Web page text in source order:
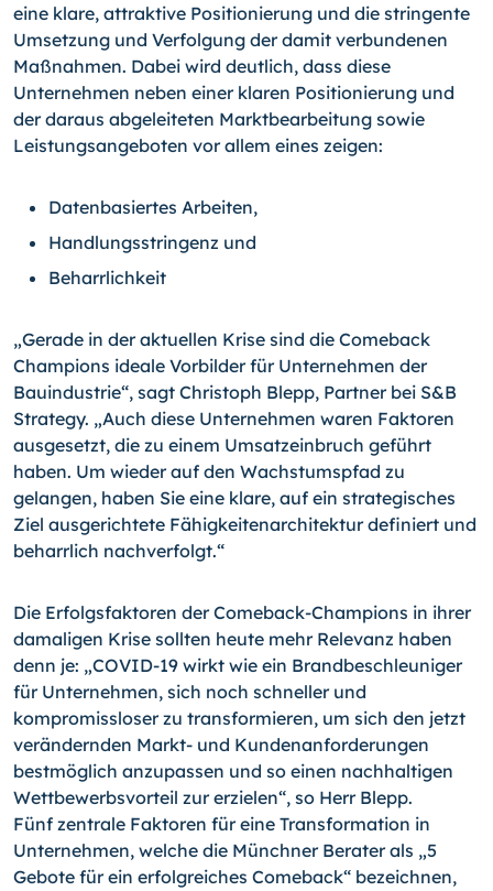
eine klare, attraktive Positionierung und die stringente
Umsetzung und Verfolgung der damit verbundenen
Maßnahmen. Dabei wird deutlich, dass diese
Unternehmen neben einer klaren Positionierung und
der daraus abgeleiteten Marktbearbeitung sowie
Leistungsangeboten vor allem eines zeigen:
Datenbasiertes Arbeiten,
Handlungsstringenz und
Beharrlichkeit
„Gerade in der aktuellen Krise sind die Comeback
Champions ideale Vorbilder für Unternehmen der
Bauindustrie“, sagt Christoph Blepp, Partner bei S&B
Strategy. „Auch diese Unternehmen waren Faktoren
ausgesetzt, die zu einem Umsatzeinbruch geführt
haben. Um wieder auf den Wachstumspfad zu
gelangen, haben Sie eine klare, auf ein strategisches
Ziel ausgerichtete Fähigkeitenarchitektur definiert und
beharrlich nachverfolgt.“
Die Erfolgsfaktoren der Comeback-Champions in ihrer
damaligen Krise sollten heute mehr Relevanz haben
denn je: „COVID-19 wirkt wie ein Brandbeschleuniger
für Unternehmen, sich noch schneller und
kompromissloser zu transformieren, um sich den jetzt
verändernden Markt- und Kundenanforderungen
bestmöglich anzupassen und so einen nachhaltigen
Wettbewerbsvorteil zur erzielen“, so Herr Blepp.
Fünf zentrale Faktoren für eine Transformation in
Unternehmen, welche die Münchner Berater als „5
Gebote für ein erfolgreiches Comeback“ bezeichnen,